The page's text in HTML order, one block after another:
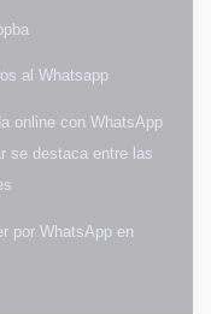
al Whatsapp
online con WhatsApp
se destaca entre las
por WhatsApp en